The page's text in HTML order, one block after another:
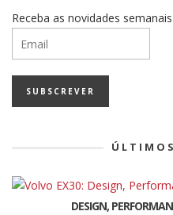
Receba as novidades
DESIGN,